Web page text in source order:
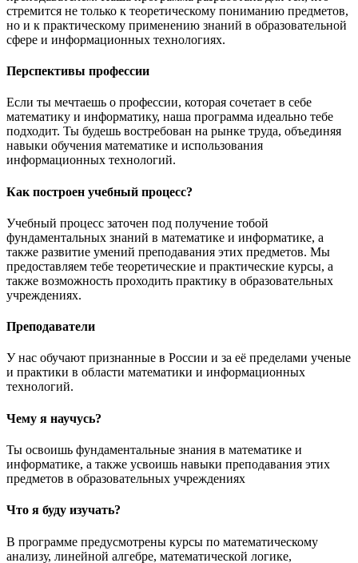
стремится не только к теоретическому пониманию предметов,
но и к практическому применению знаний в образовательной
сфере и информационных технологиях.
Перспективы профессии
Если ты мечтаешь о профессии, которая сочетает в себе
математику и информатику, наша программа идеально тебе
подходит. Ты будешь востребован на рынке труда, объединяя
навыки обучения математике и использования
информационных технологий.
Как построен учебный процесс?
Учебный процесс заточен под получение тобой
фундаментальных знаний в математике и информатике, а
также развитие умений преподавания этих предметов. Мы
предоставляем тебе теоретические и практические курсы, а
также возможность проходить практику в образовательных
учреждениях.
Преподаватели
У нас обучают признанные в России и за её пределами ученые
и практики в области математики и информационных
технологий.
Чему я научусь?
Ты освоишь фундаментальные знания в математике и
информатике, а также усвоишь навыки преподавания этих
предметов в образовательных учреждениях
Что я буду изучать?
В программе предусмотрены курсы по математическому
анализу, линейной алгебре, математической логике,